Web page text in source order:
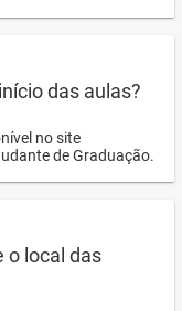
das aulas?
no site
de Graduação.
o local das